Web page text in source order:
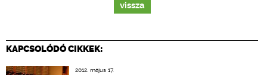
vissza
KAPCSOLÓDÓ CIKKEK:
2012. május 17.